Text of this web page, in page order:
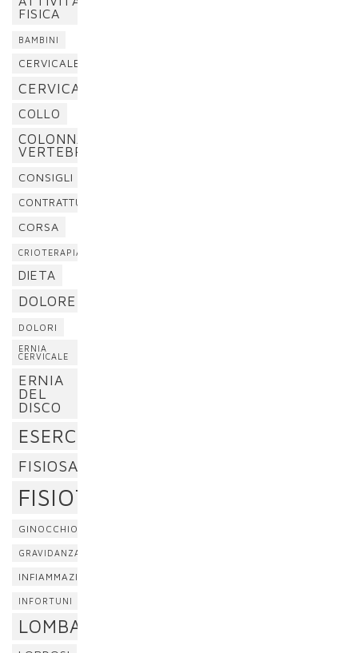
FISICA
BAMBINI
CERVICALE
CERVICALGIA
COLLO
COLONNA
VERTEBRALE
CONSIGLI
CONTRATTURA
CORSA
CRIOTERAPIA
DIETA
DOLORE
DOLORI
ERNIA
CERVICALE
ERNIA
DEL
DISCO
ESERCIZI
FISIOSAN
FISIOTERAPIA
GINOCCHIO
GRAVIDANZA
INFIAMMAZIONE
INFORTUNI
LOMBALGIA